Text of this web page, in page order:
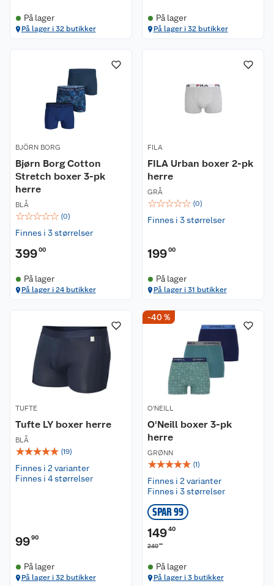
På lager
På lager i 32 butikker
På lager
På lager i 32 butikker
BJÖRN BORG
Bjørn Borg Cotton
Stretch boxer 3-pk
herre
BLÅ
☆☆☆☆☆ (0)
Finnes i 3 størrelser
39900
På lager
På lager i 24 butikker
FILA
FILA Urban boxer 2-pk
herre
GRÅ
☆☆☆☆☆ (0)
Finnes i 3 størrelser
19900
På lager
På lager i 31 butikker
TUFTE
Tufte LY boxer herre
BLÅ
☆☆☆☆☆ (19)
Finnes i 2 varianter
Finnes i 4 størrelser
9990
På lager
På lager i 32 butikker
-40 %
O'NEILL
O'Neill boxer 3-pk
herre
GRØNN
☆☆☆☆☆ (1)
Finnes i 2 varianter
Finnes i 3 størrelser
SPAR 99
14940
24900
På lager
På lager i 3 butikker
Om oss
Nyheter
Våre butikker
Våre merkevarer
Kundeservice
Kontakt oss
Angre- og returrett
Reklamasjon og garanti
Ofte stilte spørsmål